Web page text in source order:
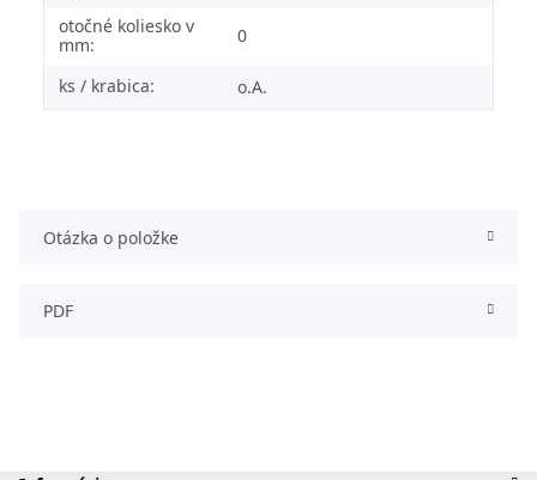
otočné koliesko v
mm:
0
ks / krabica: o.A.
Otázka o položke
PDF